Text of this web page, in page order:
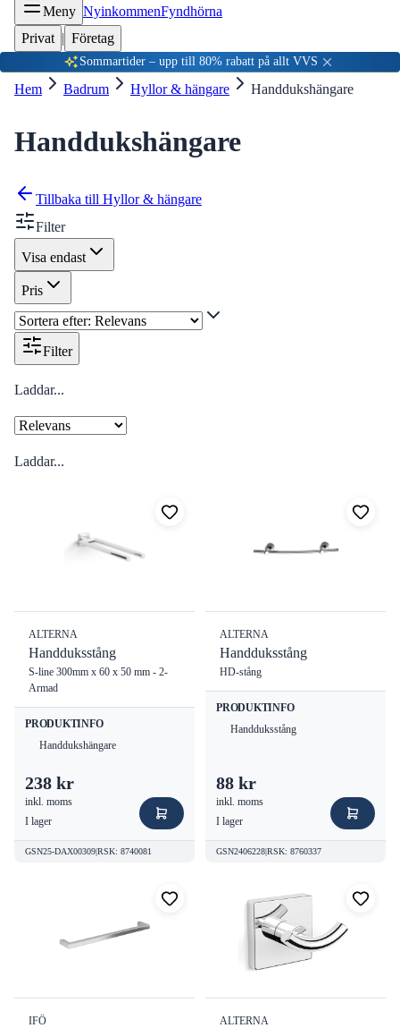
Meny NyinkommenFyndhörna
Privat | Företag
Sommartider – upp till 80% rabatt på allt VVS
Hem Badrum Hyllor & hängare Handdukshängare
Handdukshängare
Tillbaka till Hyllor & hängare
Filter
Visa endast
Pris
Filter
Laddar...
Laddar...
ALTERNA
Handduksstång
S-line 300mm x 60 x 50 mm - 2-
Armad
PRODUKTINFO
Handdukshängare
238 kr
inkl. moms
I lager
GSN25-DAX00309|RSK: 8740081
ALTERNA
Handduksstång
HD-stång
PRODUKTINFO
Handduksstång
88 kr
inkl. moms
I lager
GSN2406228|RSK: 8760337
IFÖ ALTERNA